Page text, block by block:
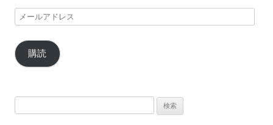
メ
ル
ア
購読
索: